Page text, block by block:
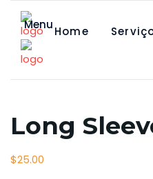
MenuHome
Long
$25.00